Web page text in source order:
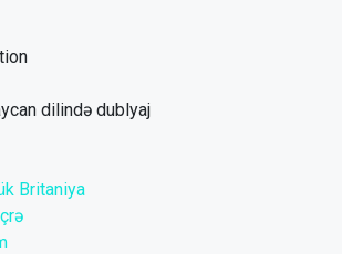
dilində dublyaj
Britaniya